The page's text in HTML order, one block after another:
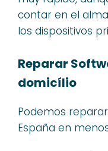
contar en el
los dispositivos
Reparar
domicílio
Podemos
España en